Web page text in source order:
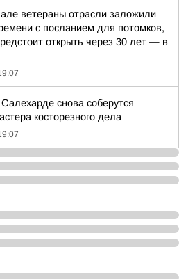
ветераны отрасли заложили
с посланием для потомков,
открыть через 30 лет — в
снова соберутся
косторезного дела